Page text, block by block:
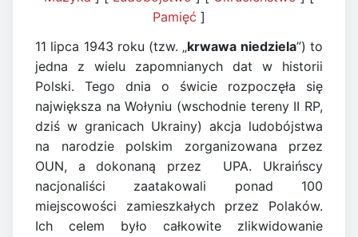
Pamięć ]
11 lipca 1943 roku (tzw. „krwawa niedziela”) to
jedna z wielu zapomnianych dat w historii
Polski. Tego dnia o świcie rozpoczęła się
największa na Wołyniu (wschodnie tereny II RP,
dziś w granicach Ukrainy) akcja ludobójstwa
na narodzie polskim zorganizowana przez
OUN, a dokonaną przez UPA. Ukraińscy
nacjonaliści zaatakowali ponad 100
miejscowości zamieszkałych przez Polaków.
Ich celem było całkowite zlikwidowanie